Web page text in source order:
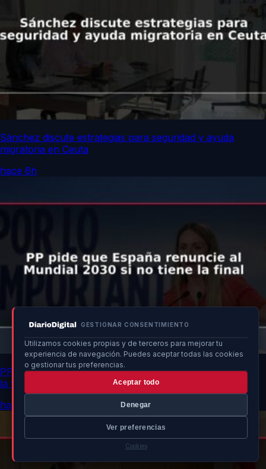
GESTIONAR CONSENTIMIENTO
Utilizamos cookies propias y de terceros para mejorar tu
experiencia de navegación. Puedes aceptar todas las cookies
o gestionar tus preferencias.
Aceptar todo
Denegar
Ver preferencias
Cookies
Sánchez discute estrategias para seguridad y ayuda
migratoria en Ceuta
hace 6h
PP pide que España renuncie al Mundial 2030 si no tiene
la final
hace 6h